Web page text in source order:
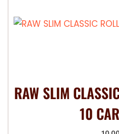
RAW SLIM
10